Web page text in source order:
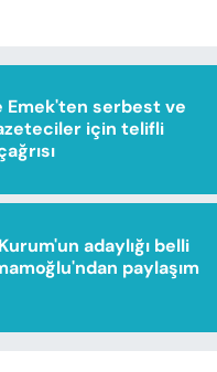
Emek'ten serbest ve
için telifli
adaylığı belli
paylaşım